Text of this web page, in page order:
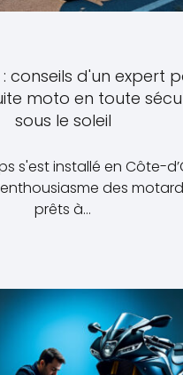
conseils d'un expert
moto en toute
sous le soleil
s'est installé en Côte-
des
prêts à…